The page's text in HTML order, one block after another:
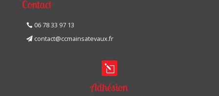
Contact
06 78 33 97 13
contact@ccmainsatevaux.fr
l
Adhésion